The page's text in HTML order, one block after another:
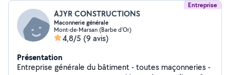
Entreprise
AJYR CONSTRUCTIONS
Maconnerie générale
Mont-de-Marsan (Barbe d'Or)
4,8/5 (9 avis)
Présentation
Entreprise générale du bâtiment - toutes maçonneries -